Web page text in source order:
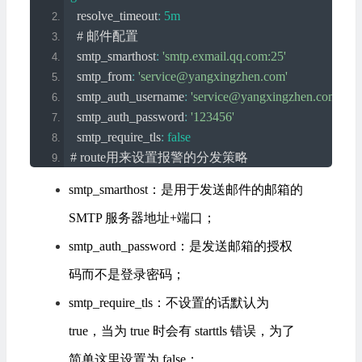
  resolve_timeout
: 5m
# 邮件配置
  smtp_smarthost
: 'smtp.exmail.qq.com:25'
  smtp_from
: 'service@yangxingzhen.com'
  smtp_auth_username
: 'service@yangxingzhen.com'
  smtp_auth_password
: '123456'
  smtp_require_tls
: false
# route用来设置报警的分发策略
# 采用哪个标签来作为分组依据
  group_by
: ['alertname']
# 组告警等待时间。也就是告警产生后等待10s，
# 两组告警的间隔时间
  group_interval
: 10s
  repeat_interval
: 5m
# 设置默认接收人
smtp_smarthost：是用于发送邮件的邮箱的
SMTP 服务器地址+端口；
smtp_auth_password：是发送邮箱的授权
码而不是登录密码；
smtp_require_tls：不设置的话默认为
true，当为 true 时会有 starttls 错误，为了
简单这里设置为 false；